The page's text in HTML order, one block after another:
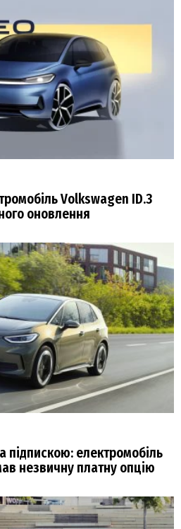
Volkswagen ID.3
оновлення
підпискою: електромобіль
незвичну платну опцію